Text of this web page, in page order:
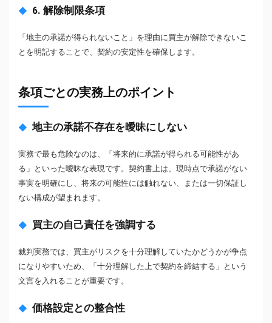
6. 解除制限条項
「地主の承諾が得られないこと」を理由に買主が解除できないこ
とを明記することで、契約の安定性を確保します。
条項ごとの実務上のポイント
地主の承諾不存在を曖昧にしない
実務で最も危険なのは、「将来的に承諾が得られる可能性があ
る」といった曖昧な表現です。契約書上は、現時点で承諾がない
事実を明確にし、将来の可能性には触れない、または一切保証し
ない構成が望まれます。
買主の自己責任を強調する
裁判実務では、買主がリスクを十分理解していたかどうかが争点
になりやすいため、「十分理解した上で契約を締結する」という
文言を入れることが重要です。
価格設定との整合性